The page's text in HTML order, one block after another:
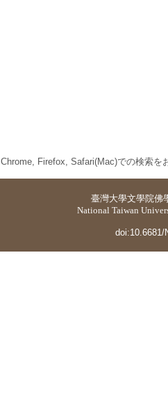
Chrome, Firefox, Safari(Mac)での検索を
臺灣大學文學院佛
National Taiwan
doi:10.6681/